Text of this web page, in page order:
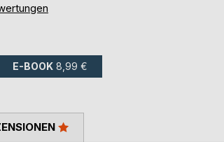
E-BOOK 8,99 €